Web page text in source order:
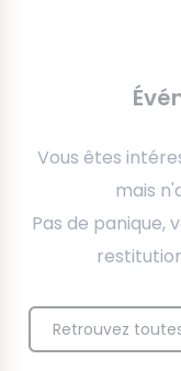
Vous êtes
mais
Pas de panique,
Retrouvez